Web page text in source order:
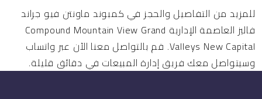
للمزيد من التفاصيل والحجز في كمبوند ماونتن فيو جراند
فاليز العاصمة الإدارية Compound Mountain View Grand
Valleys New Capital. قم بالتواصل معنا الآن عبر واتساب
وسيتواصل معك فريق إدارة المبيعات في دقائق قليلة.